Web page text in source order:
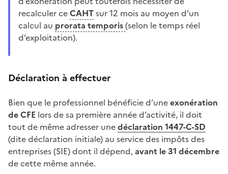
recalculer ceCAHTsur 12 mois au moyen d’un
calcul au prorata temporis(selon le temps réel
d’exploitation).
Déclaration à effectuer
Bien que le professionnel bénéficie d’uneexonération
de CFE lors de sa première année d’activité, il doit
tout de même adresser unedéclaration 1447-C-SD
(dite déclaration initiale) au service des impôts des
entreprises (SIE) dont il dépend,avant le 31 décembre
de cette même année.